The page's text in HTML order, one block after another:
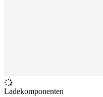
Ladekomponenten